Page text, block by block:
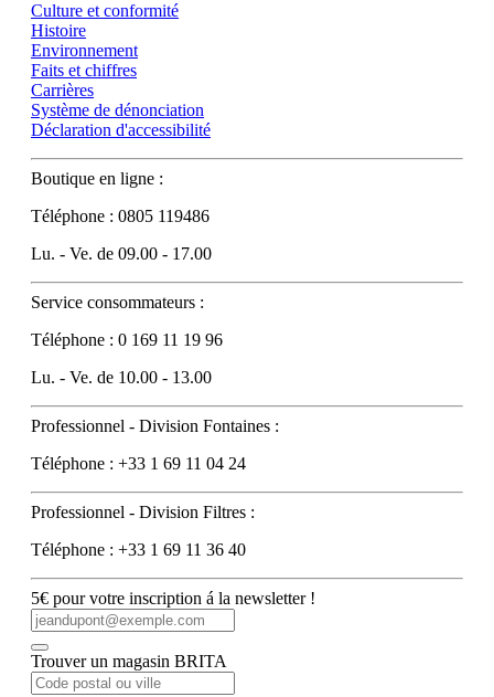
Culture et conformité
Histoire
Environnement
Faits et chiffres
Carrières
Système de dénonciation
Déclaration d'accessibilité
Boutique en ligne :
Téléphone : 0805 119486
Lu. - Ve. de 09.00 - 17.00
Service consommateurs :
Téléphone : 0 169 11 19 96
Lu. - Ve. de 10.00 - 13.00
Professionnel - Division Fontaines :
Téléphone : +33 1 69 11 04 24
Professionnel - Division Filtres :
Téléphone : +33 1 69 11 36 40
5€ pour votre inscription á la newsletter !
Trouver un magasin BRITA